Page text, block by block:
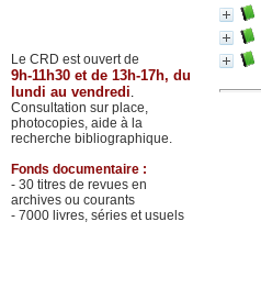
Le CRD est ouvert de
9h-11h30 et de 13h-17h, du
lundi au vendredi.
Consultation sur place,
photocopies, aide à la
recherche bibliographique.
Fonds documentaire :
- 30 titres de revues en
archives ou courants
- 7000 livres, séries et usuels